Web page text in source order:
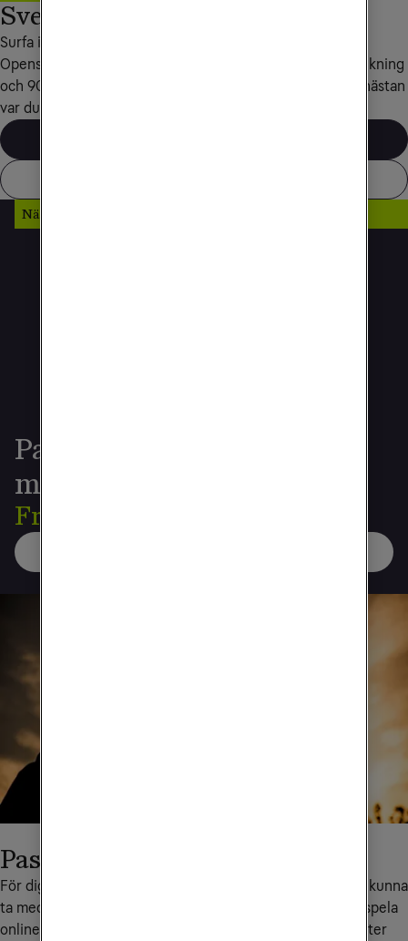
Sveriges snabbaste 5G
Surfa i Sveriges snabbaste 5G-nät för nedladdning enligt
Opensignal. Vårt mobilnät täcker 99,9 % av Sveriges befolkning
och 90 % av Sveriges yta, så att du kan vara uppkopplad nästan
var du än befinner dig.
När wifi också betyder underhållning
Paket med streaming och
mobilt bredband
Från 349 kr/mån
Passar mobilt bredband mig?
För dig som vill ha internet hemma, i sommarstugan eller kunna
ta med dig när du flyttar. Streama filmer, jobba hemifrån, spela
online och surfa samtidigt på flera enheter. Med hastigheter